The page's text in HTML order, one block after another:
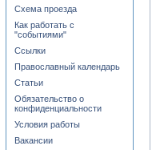
Схема проезда
Как работать с
"событиями"
Ссылки
Православный календарь
Статьи
Обязательство о
конфиденциальности
Условия работы
Вакансии